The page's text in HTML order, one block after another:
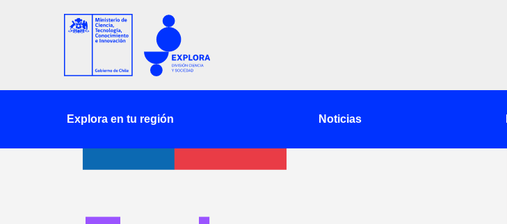
Explora en tu región Noticias